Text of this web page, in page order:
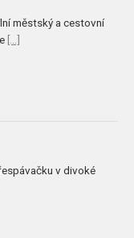
městský a cestovní
[...]
v divoké